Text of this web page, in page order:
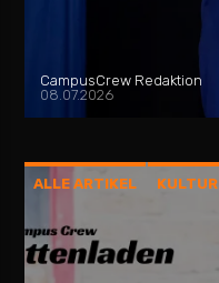
CampusCrew Redaktion
08.07.2026
ALLE ARTIKEL KULTUR
PLATTENLADEN